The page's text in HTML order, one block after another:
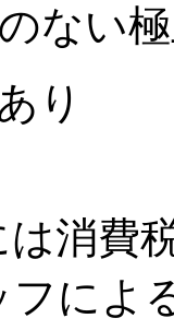
ない
り
は消費
フによ